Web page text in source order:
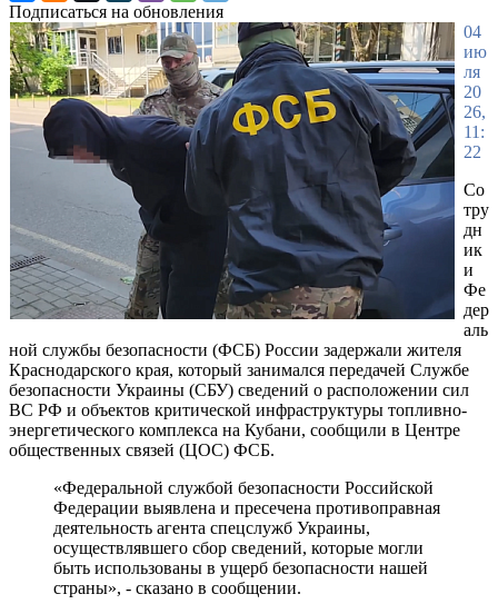
Подписаться на обновления
04
ию
ля
20
26,
11:
22
Со
тру
дн
ик
и
Фе
дер
аль
ной службы безопасности (ФСБ) России задержали жителя
Краснодарского края, который занимался передачей Службе
безопасности Украины (СБУ) сведений о расположении сил
ВС РФ и объектов критической инфраструктуры топливно-
энергетического комплекса на Кубани, сообщили в Центре
общественных связей (ЦОС) ФСБ.
«Федеральной службой безопасности Российской
Федерации выявлена и пресечена противоправная
деятельность агента спецслужб Украины,
осуществлявшего сбор сведений, которые могли
быть использованы в ущерб безопасности нашей
страны», - сказано в сообщении.